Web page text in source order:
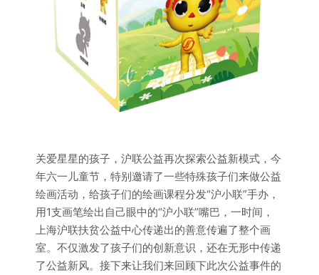
关爱星星的孩子，沪联公益再次探索公益新模式，今
年六一儿童节，特别邀请了一些特殊孩子们来做公益
绘画活动，给孩子们的绘画课程分发“沪小联”手办，
用1支画笔绘出自己眼中的“沪小联”嘴巴，一时间，
上海沪联扶贫公益中心传递出的善意传遍了整个画
室。不仅激发了孩子们的创新意识，还在无形中传递
了公益新风。接下来让我们来回顾下此次公益事件的